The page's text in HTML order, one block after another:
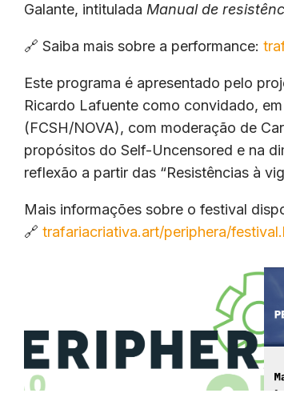
Galante, intitulada Manual de
🔗 Saiba mais sobre a performance:
Este programa é apresentado pelo
Ricardo Lafuente como convidado,
(FCSH/NOVA), com moderação de
propósitos do Self-Uncensored e na
reflexão a partir das “Resistências à
Mais informações sobre o festival
🔗 trafariacriativa.art/periphera/